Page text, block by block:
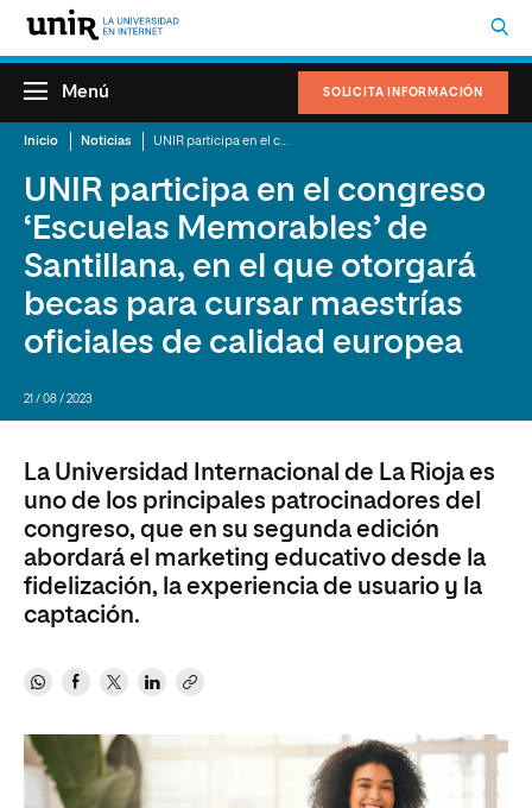
SOLICITA INFORMACIÓN
Menú
Inicio Noticias
UNIR participa en el congreso
‘Escuelas Memorables’ de
Santillana, en el que otorgará
becas para cursar maestrías
oficiales de calidad europea
21 / 08 / 2023
La Universidad Internacional de La Rioja es
uno de los principales patrocinadores del
congreso, que en su segunda edición
abordará el marketing educativo desde la
fidelización, la experiencia de usuario y la
captación.